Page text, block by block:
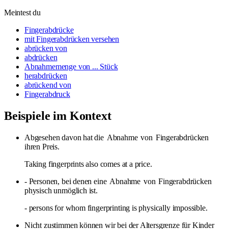
Meintest du
Fingerabdrücke
mit Fingerabdrücken versehen
abrücken von
abdrücken
Abnahmemenge von ... Stück
herabdrücken
abrückend von
Fingerabdruck
Beispiele im Kontext
Abgesehen davon hat die Abnahme von Fingerabdrücken
ihren Preis.
Taking fingerprints also comes at a price.
- Personen, bei denen eine Abnahme von Fingerabdrücken
physisch unmöglich ist.
- persons for whom fingerprinting is physically impossible.
Nicht zustimmen können wir bei der Altersgrenze für Kinder